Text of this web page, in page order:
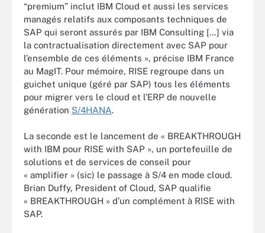
“premium” inclut IBM Cloud et aussi les services
managés relatifs aux composants techniques de
SAP qui seront assurés par IBM Consulting […] via
la contractualisation directement avec SAP pour
l’ensemble de ces éléments », précise IBM France
au MagIT. Pour mémoire, RISE regroupe dans un
guichet unique (géré par SAP) tous les éléments
pour migrer vers le cloud et l’ERP de nouvelle
génération S/4HANA.
La seconde est le lancement de « BREAKTHROUGH
with IBM pour RISE with SAP », un portefeuille de
solutions et de services de conseil pour
« amplifier » (sic) le passage à S/4 en mode cloud.
Brian Duffy, President of Cloud, SAP qualifie
« BREAKTHROUGH » d’un complément à RISE with
SAP.